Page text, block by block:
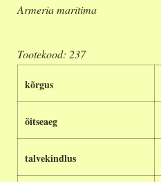
Armeria maritima
Tootekood: 237
kõrgus
õitseaeg
talvekindlus